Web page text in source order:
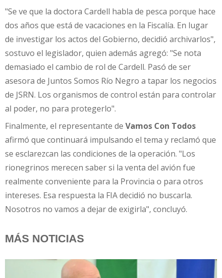
"Se ve que la doctora Cardell habla de pesca porque hace
dos años que está de vacaciones en la Fiscalía. En lugar
de investigar los actos del Gobierno, decidió archivarlos",
sostuvo el legislador, quien además agregó: "Se nota
demasiado el cambio de rol de Cardell. Pasó de ser
asesora de Juntos Somos Río Negro a tapar los negocios
de JSRN. Los organismos de control están para controlar
al poder, no para protegerlo".
Finalmente, el representante de Vamos Con Todos
afirmó que continuará impulsando el tema y reclamó que
se esclarezcan las condiciones de la operación. "Los
rionegrinos merecen saber si la venta del avión fue
realmente conveniente para la Provincia o para otros
intereses. Esa respuesta la FIA decidió no buscarla.
Nosotros no vamos a dejar de exigirla", concluyó.
MÁS NOTICIAS